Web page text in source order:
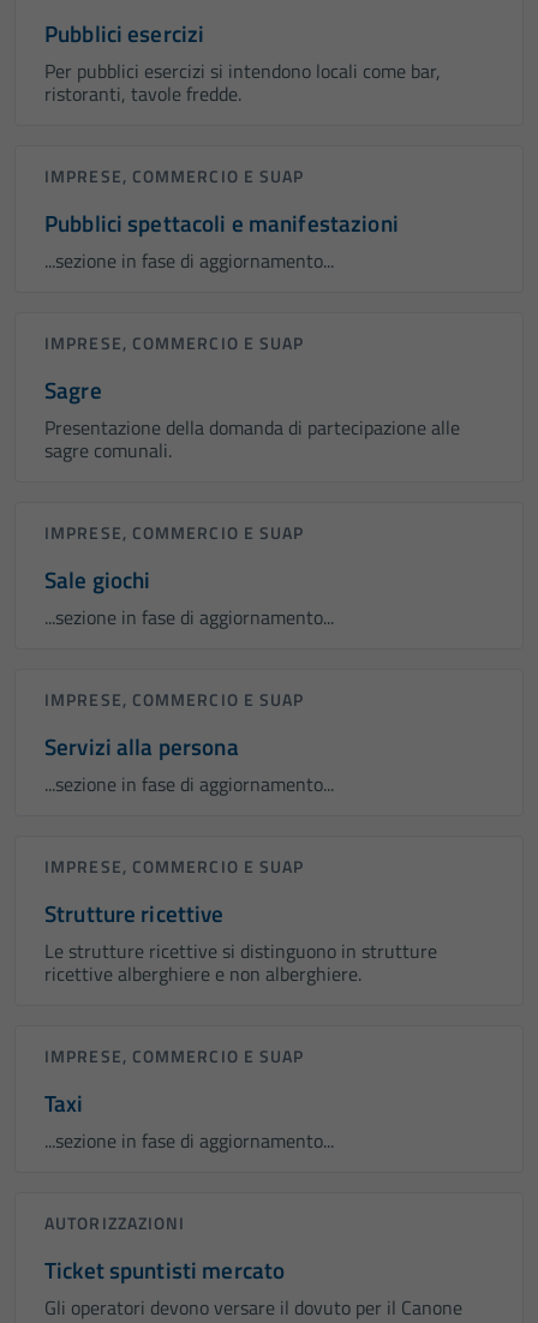
Pubblici esercizi
Per pubblici esercizi si intendono locali come bar,
ristoranti, tavole fredde.
IMPRESE, COMMERCIO E SUAP
Pubblici spettacoli e manifestazioni
...sezione in fase di aggiornamento...
IMPRESE, COMMERCIO E SUAP
Sagre
Presentazione della domanda di partecipazione alle
sagre comunali.
IMPRESE, COMMERCIO E SUAP
Sale giochi
...sezione in fase di aggiornamento...
IMPRESE, COMMERCIO E SUAP
Servizi alla persona
...sezione in fase di aggiornamento...
IMPRESE, COMMERCIO E SUAP
Strutture ricettive
Le strutture ricettive si distinguono in strutture
ricettive alberghiere e non alberghiere.
IMPRESE, COMMERCIO E SUAP
Taxi
...sezione in fase di aggiornamento...
AUTORIZZAZIONI
Ticket spuntisti mercato
Gli operatori devono versare il dovuto per il Canone